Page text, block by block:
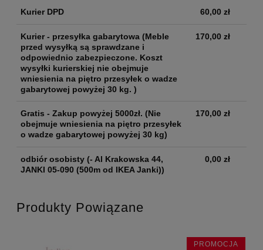
Kurier DPD 60,00 zł
Kurier - przesyłka gabarytowa (Meble
przed wysyłką są sprawdzane i
odpowiednio zabezpieczone. Koszt
wysyłki kurierskiej nie obejmuje
wniesienia na piętro przesyłek o wadze
gabarytowej powyżej 30 kg. )
170,00 zł
Gratis - Zakup powyżej 5000zł. (Nie
obejmuje wniesienia na piętro przesyłek
o wadze gabarytowej powyżej 30 kg)
170,00 zł
odbiór osobisty (- Al Krakowska 44,
JANKI 05-090 (500m od IKEA Janki))
0,00 zł
Produkty Powiązane
PROMOCJA